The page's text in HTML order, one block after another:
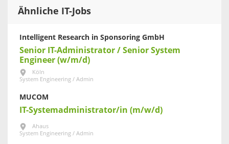
Ähnliche IT-Jobs
Intelligent Research in Sponsoring GmbH
Senior IT-Administrator / Senior System
Engineer (w/m/d)
Köln
System Engineering / Admin
MUCOM
IT-Systemadministrator/in (m/w/d)
Ahaus
System Engineering / Admin